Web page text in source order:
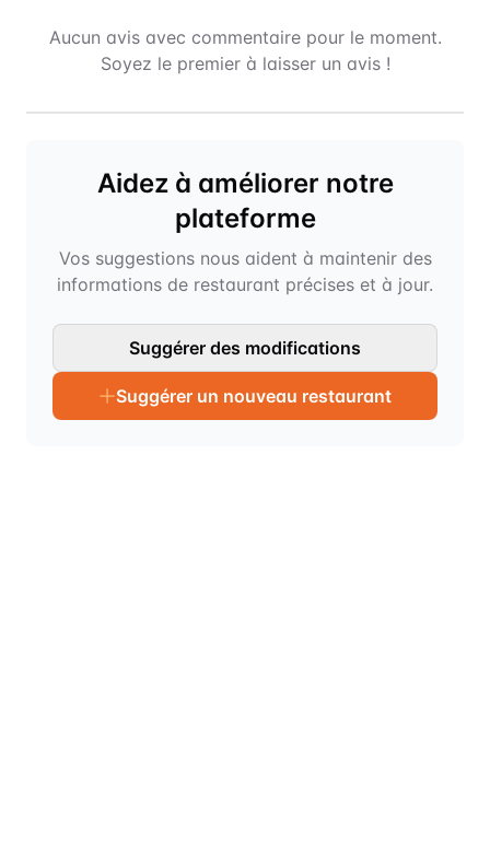
Aucun avis avec commentaire pour le moment.
Soyez le premier à laisser un avis !
Aidez à améliorer notre
plateforme
Vos suggestions nous aident à maintenir des
informations de restaurant précises et à jour.
Suggérer des modifications
Suggérer un nouveau restaurant